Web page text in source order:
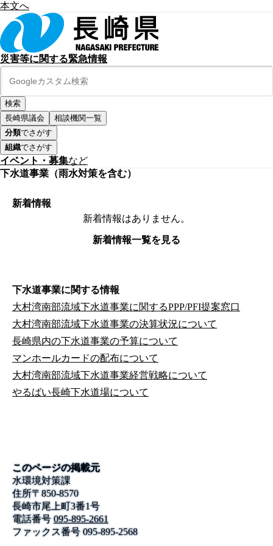
本文へ
災害等に関する緊急情報
長崎県議会
相談機関一覧
分類でさがす
組織でさがす
イベント・募集など
下水道事業（雨水対策を含む）
新着情報
新着情報はありません。
新着情報一覧を見る
下水道事業に関する情報
大村湾南部流域下水道事業に関するPPP/PFI提案窓口
大村湾南部流域下水道事業の決算状況について
長崎県内の下水道事業の予算について
マンホールカードの配布について
大村湾南部流域下水道事業経営戦略について
やるばい長崎下水道場について
このページの掲載元
水環境対策課
住所〒850-8570
長崎市尾上町3番1号
電話番号 095-895-2661
ファックス番号095-895-2568